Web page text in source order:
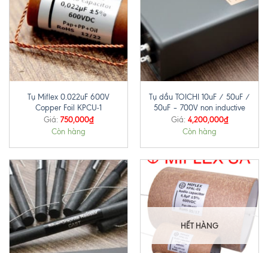
Tụ Miflex 0.022uF 600V
Copper Foil KPCU-1
Giá: 750,000₫
Còn hàng
Tụ dầu TOICHI 10uF / 50uF /
50uF – 700V non inductive
Giá: 4,200,000₫
Còn hàng
HẾT HÀNG